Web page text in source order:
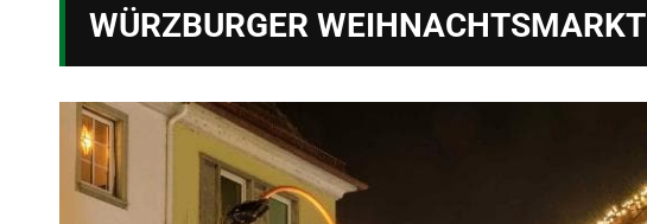
WÜRZBURGER WEIHNACHTSMARKT